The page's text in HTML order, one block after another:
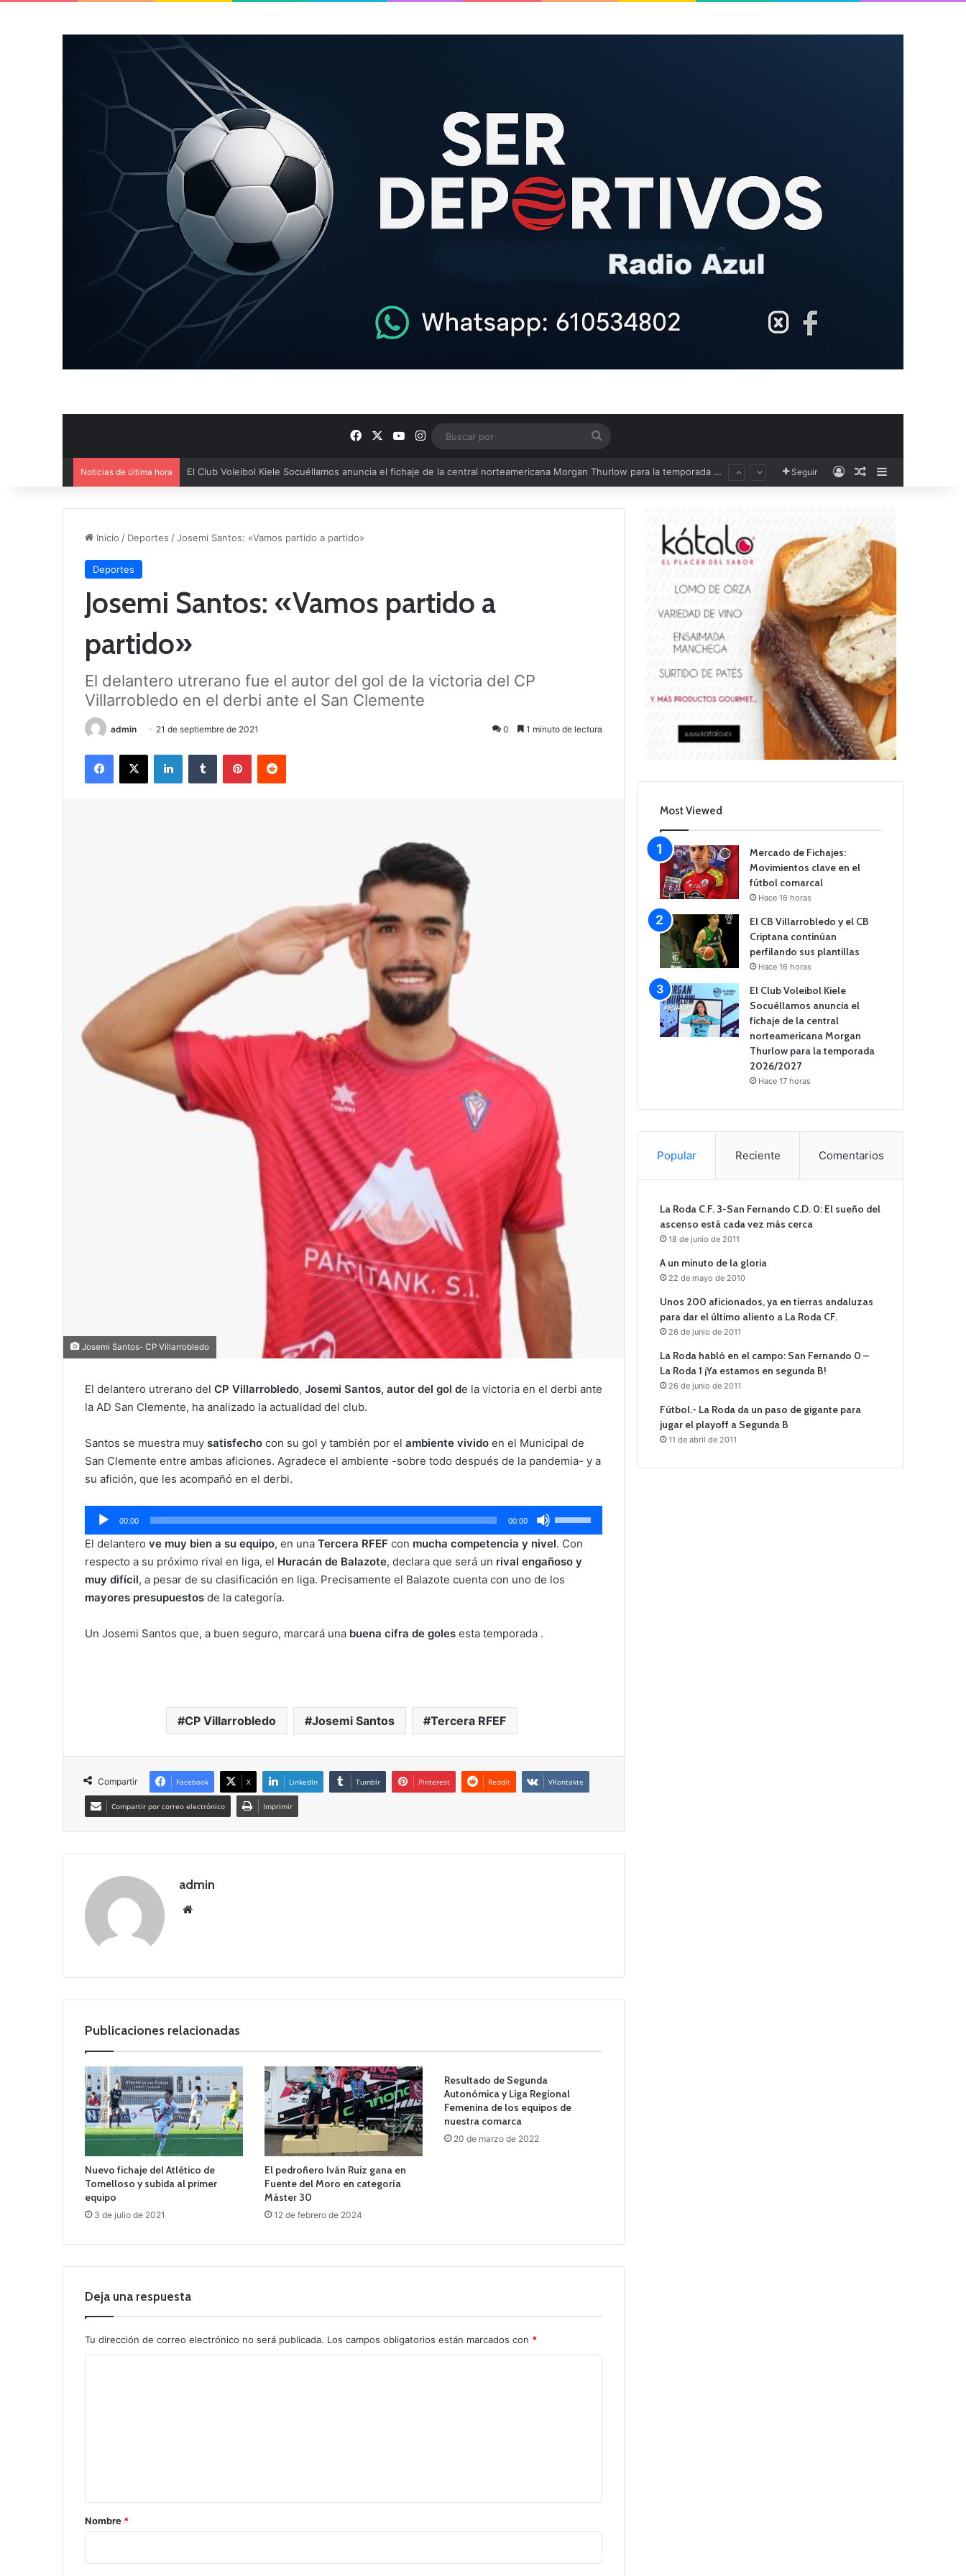
FacebookYouTube
Instagram
Noticias de última hora El Cuenca Deportiva refuerza su plantilla con talento de la comarca Seguir AccesoPublicación al
Inicio / Deportes /Josemi Santos: «Vamos partido a partido»
Deportes
Josemi Santos: «Vamos partido a
partido»
El delantero utrerano fue el autor del gol de la victoria del CP
Villarrobledo en el derbi ante el San Clemente
admin 21 de septiembre de 2021 0 1 minuto de lectura
Josemi Santos- CP Villarrobledo
El delantero utrerano del CP Villarrobledo, Josemi Santos, autor del gol de la victoria en el derbi ante
la AD San Clemente, ha analizado la actualidad del club.
Santos se muestra muy satisfecho con su gol y también por el ambiente vivido en el Municipal de
San Clemente entre ambas aficiones. Agradece el ambiente -sobre todo después de la pandemia- y a
su afición, que les acompañó en el derbi.
Reproductor
de
audio
00:00 00:00
Utiliza
las
teclas
de
flecha
El delantero ve muy bien a su equipo, en una Tercera RFEF con mucha competencia y nivel. Con
respecto a su próximo rival en liga, el Huracán de Balazote, declara que será un rival engañoso y
muy difícil, a pesar de su clasificación en liga. Precisamente el Balazote cuenta con uno de los
mayores presupuestos de la categoría.
Un Josemi Santos que, a buen seguro, marcará una buena cifra de goles esta temporada .
CP Villarrobledo Josemi Santos Tercera RFEF
Compartir Facebook X LinkedIn Tumblr Pinterest Reddit VKontakte
Compartir por correo electrónico Imprimir
admin
Publicaciones relacionadas
Nuevo fichaje del Atlético de
Tomelloso y subida al primer
equipo
3 de julio de 2021
El pedroñero Iván Ruiz gana en
Fuente del Moro en categoría
Máster 30
12 de febrero de 2024
Resultado de Segunda
Autonómica y Liga Regional
Femenina de los equipos de
nuestra comarca
20 de marzo de 2022
Deja una respuesta
Tu dirección de correo electrónico no será publicada. Los campos obligatorios están marcados con *
rNombre *
Most Viewed
Mercado de Fichajes:
Movimientos clave en el
fútbol comarcal
Hace 16 horas
El CB Villarrobledo y el CB
Criptana continúan
perfilando sus plantillas
Hace 16 horas
El Club Voleibol Kiele
Socuéllamos anuncia el
fichaje de la central
norteamericana Morgan
Thurlow para la temporada
2026/2027
Hace 17 horas
Popular Reciente Comentarios
La Roda C.F. 3-San Fernando C.D. 0: El sueño del
ascenso está cada vez más cerca
18 de junio de 2011
A un minuto de la gloria
22 de mayo de 2010
Unos 200 aficionados, ya en tierras andaluzas
para dar el último aliento a La Roda CF.
26 de junio de 2011
La Roda habló en el campo: San Fernando 0 –
La Roda 1 ¡Ya estamos en segunda B!
26 de junio de 2011
Fútbol.- La Roda da un paso de gigante para
jugar el playoff a Segunda B
11 de abril de 2011